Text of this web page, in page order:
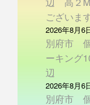
ございま
2026年8月6
別府市
ーキング
辺
2026年8月6
別府市